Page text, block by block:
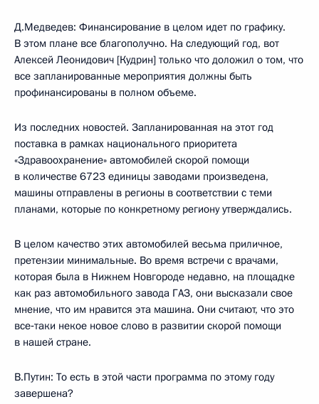
Д.Медведев: Финансирование в целом идет по графику.
В этом плане все благополучно. На следующий год, вот
Алексей Леонидович [Кудрин] только что доложил о том, что
все запланированные мероприятия должны быть
профинансированы в полном объеме.
Из последних новостей. Запланированная на этот год
поставка в рамках национального приоритета
«Здравоохранение» автомобилей скорой помощи
в количестве 6723 единицы заводами произведена,
машины отправлены в регионы в соответствии с теми
планами, которые по конкретному региону утверждались.
В целом качество этих автомобилей весьма приличное,
претензии минимальные. Во время встречи с врачами,
которая была в Нижнем Новгороде недавно, на площадке
как раз автомобильного завода ГАЗ, они высказали свое
мнение, что им нравится эта машина. Они считают, что это
все‑таки некое новое слово в развитии скорой помощи
в нашей стране.
В.Путин: То есть в этой части программа по этому году
завершена?